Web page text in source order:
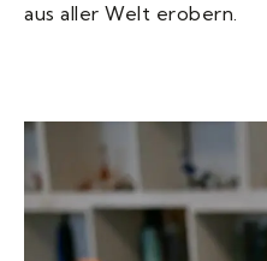
aus aller Welt erobern.